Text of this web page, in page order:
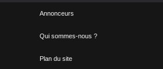
Annonceurs
Qui sommes-nous ?
Plan du site